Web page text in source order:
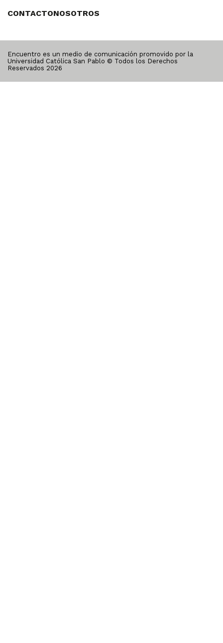
CONTACTONOSOTROS
Encuentro es un medio de comunicación promovido por la
Universidad Católica San Pablo © Todos los Derechos
Reservados 2026